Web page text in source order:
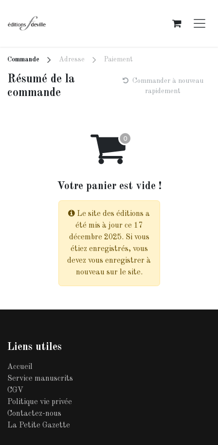
Commande Adresse Paiement
Résumé de la
commande
Commander à nouveau
rapidement
Votre panier est vide !
Le site des éditions a
été mis à jour ce 17
décembre 2025. Si vous
étiez enregistrés, vous
devez vous enregistrer à
nouveau sur le site.
Liens utiles
Accueil
Service manuscrits
CGV
Politique vie privée
Contactez-nous
La Petite Gazette